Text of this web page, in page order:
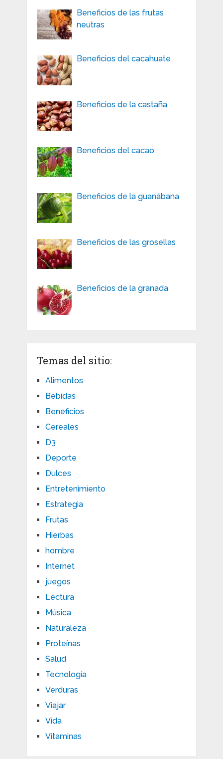
Beneficios de las frutas
neutras
Beneficios del cacahuate
Beneficios de la castaña
Beneficios del cacao
Beneficios de la guanábana
Beneficios de las grosellas
Beneficios de la granada
Temas del sitio:
Alimentos
Bebidas
Beneficios
Cereales
D3
Deporte
Dulces
Entretenimiento
Estrategia
Frutas
Hierbas
hombre
Internet
juegos
Lectura
Música
Naturaleza
Proteínas
Salud
Tecnología
Verduras
Viajar
Vida
Vitaminas